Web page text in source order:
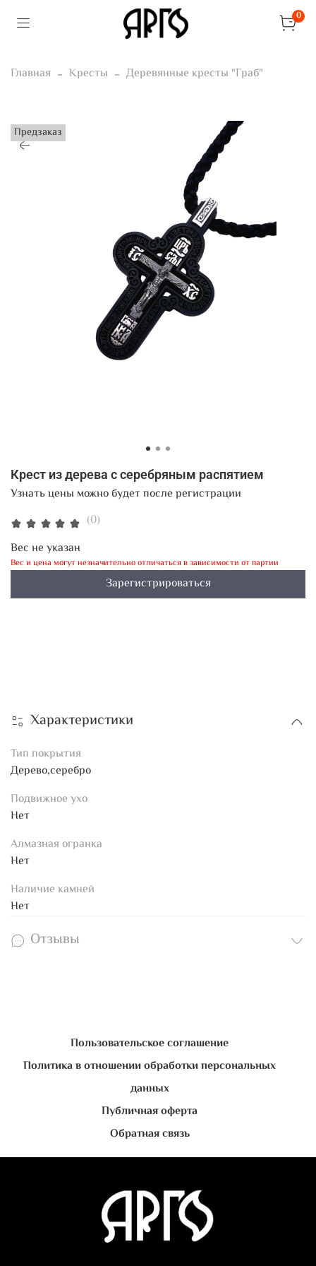
0
Главная Кресты Деревянные кресты "Граб"
Предзаказ
(0)
Крест из дерева с серебряным распятием
Узнать цены можно будет после регистрации
Вес не указан
Вес и цена могут незначительно отличаться в зависимости от партии
Зарегистрироваться
Характеристики
Тип покрытия
Дерево,серебро
Подвижное ухо
Нет
Алмазная огранка
Нет
Наличие камней
Нет
Отзывы
Пользовательское соглашение
Политика в отношении обработки персональных
данных
Публичная оферта
Обратная связь